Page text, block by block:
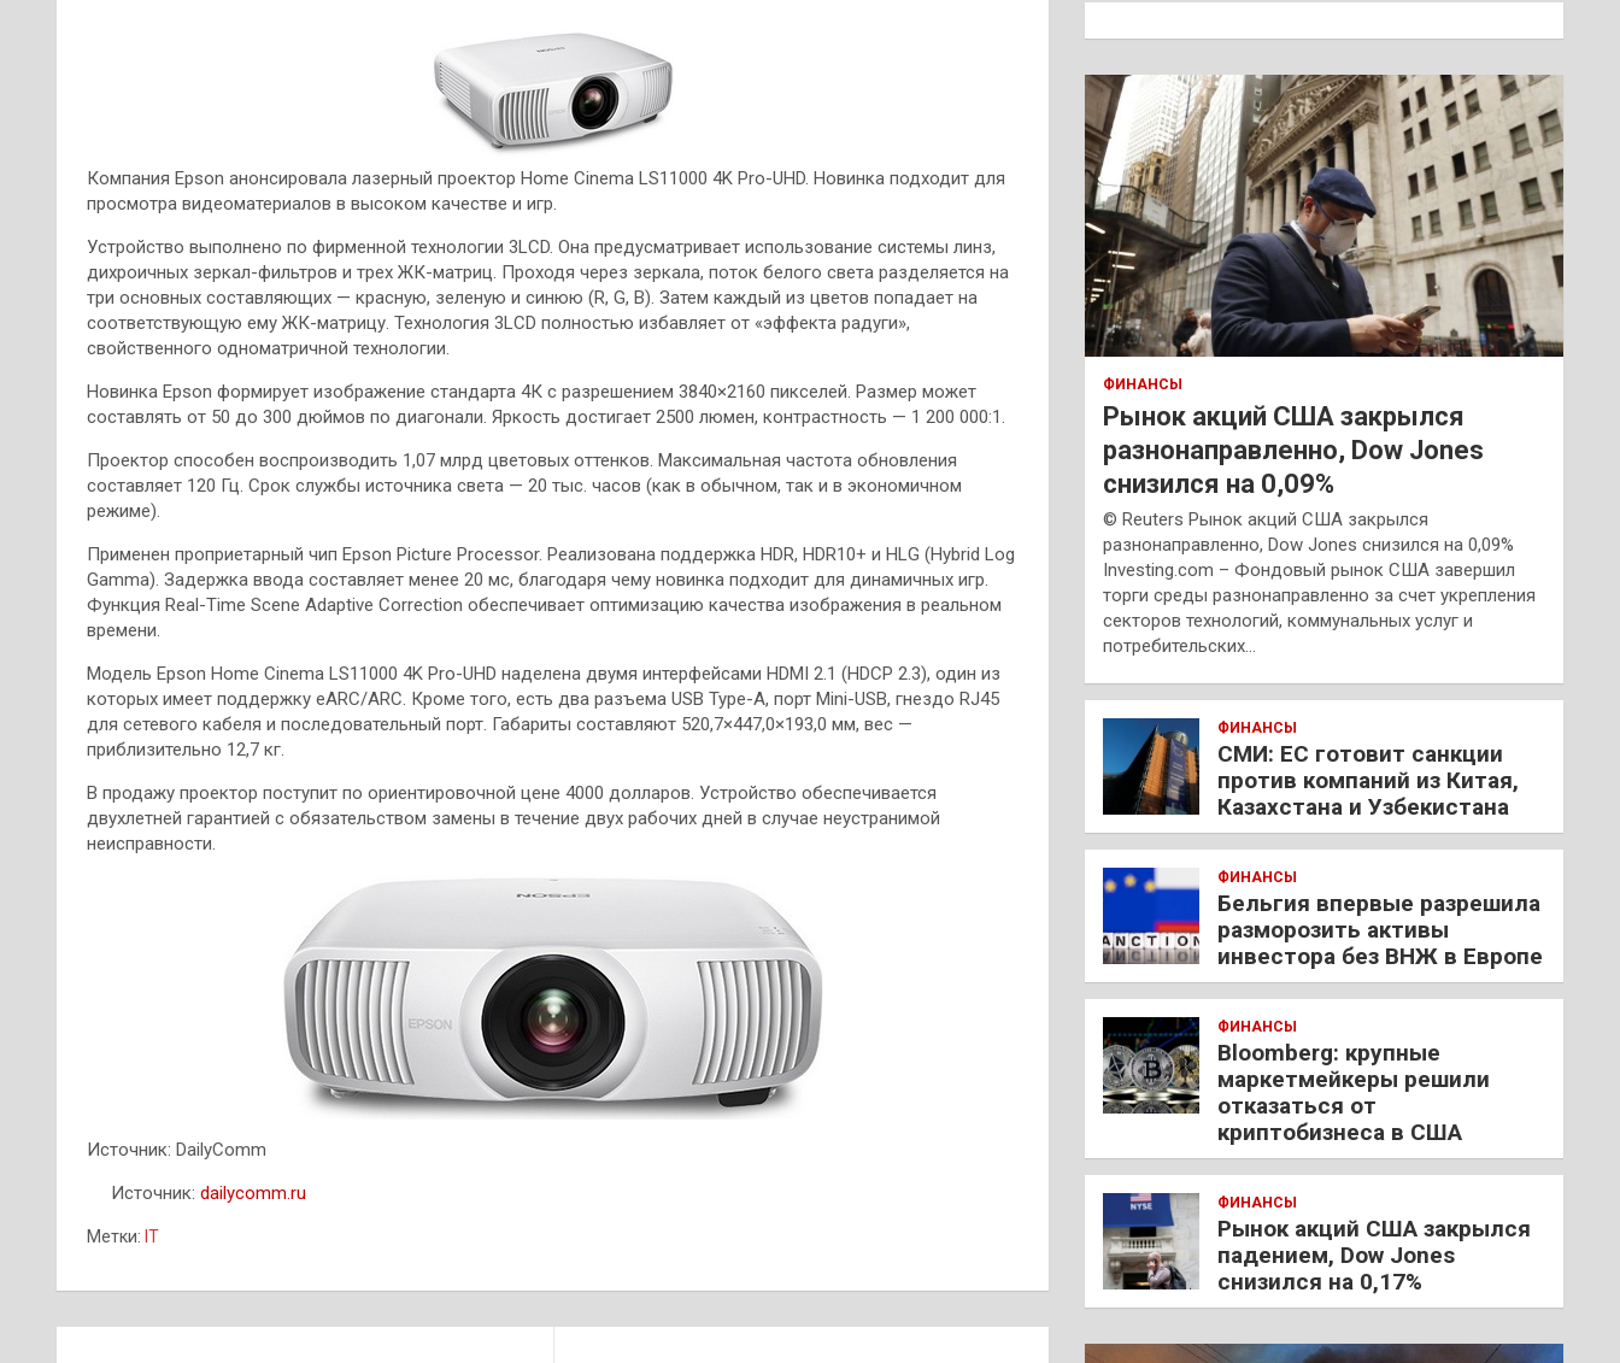
Компания Epson анонсировала лазерный проектор Home Cinema LS11000 4K Pro-UHD. Новинка подходит для
просмотра видеоматериалов в высоком качестве и игр.
Устройство выполнено по фирменной технологии 3LCD. Она предусматривает использование системы линз,
дихроичных зеркал-фильтров и трех ЖК-матриц. Проходя через зеркала, поток белого света разделяется на
три основных составляющих — красную, зеленую и синюю (R, G, B). Затем каждый из цветов попадает на
соответствующую ему ЖК-матрицу. Технология 3LCD полностью избавляет от «эффекта радуги»,
свойственного одноматричной технологии.
Новинка Epson формирует изображение стандарта 4К с разрешением 3840×2160 пикселей. Размер может
составлять от 50 до 300 дюймов по диагонали. Яркость достигает 2500 люмен, контрастность — 1 200 000:1.
Проектор способен воспроизводить 1,07 млрд цветовых оттенков. Максимальная частота обновления
составляет 120 Гц. Срок службы источника света — 20 тыс. часов (как в обычном, так и в экономичном
режиме).
Применен проприетарный чип Epson Picture Processor. Реализована поддержка HDR, HDR10+ и HLG (Hybrid Log
Gamma). Задержка ввода составляет менее 20 мс, благодаря чему новинка подходит для динамичных игр.
Функция Real-Time Scene Adaptive Correction обеспечивает оптимизацию качества изображения в реальном
времени.
Модель Epson Home Cinema LS11000 4K Pro-UHD наделена двумя интерфейсами HDMI 2.1 (HDCP 2.3), один из
которых имеет поддержку eARC/ARC. Кроме того, есть два разъема USB Type-A, порт Mini-USB, гнездо RJ45
для сетевого кабеля и последовательный порт. Габариты составляют 520,7×447,0×193,0 мм, вес —
приблизительно 12,7 кг.
В продажу проектор поступит по ориентировочной цене 4000 долларов. Устройство обеспечивается
двухлетней гарантией с обязательством замены в течение двух рабочих дней в случае неустранимой
неисправности.
Источник: DailyComm
Источник: dailycomm.ru
Метки: IT
к
ФИНАНСЫ
Рынок акций США закрылся
разнонаправленно, Dow Jones
снизился на 0,09%
© Reuters Рынок акций США закрылся
разнонаправленно, Dow Jones снизился на 0,09%
Investing.com – Фондовый рынок США завершил
торги среды разнонаправленно за счет укрепления
секторов технологий, коммунальных услуг и
потребительских…
ФИНАНСЫ
СМИ: ЕС готовит санкции
против компаний из Китая,
Казахстана и Узбекистана
ФИНАНСЫ
Бельгия впервые разрешила
разморозить активы
инвестора без ВНЖ в Европе
ФИНАНСЫ
Bloomberg: крупные
маркетмейкеры решили
отказаться от
криптобизнеса в США
ФИНАНСЫ
Рынок акций США закрылся
падением, Dow Jones
снизился на 0,17%